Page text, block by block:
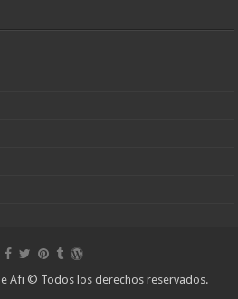
Afi © Todos los derechos reservados.